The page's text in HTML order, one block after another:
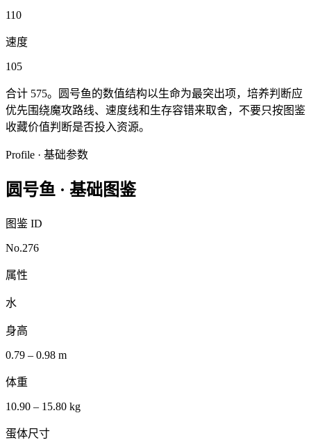
110
速度
105
合计 575。 圆号鱼的数值结构以生命为最突出项，培养判断应
优先围绕魔攻路线、速度线和生存容错来取舍，不要只按图鉴
收藏价值判断是否投入资源。
Profile · 基础参数
圆号鱼 · 基础图鉴
图鉴 ID
No.276
属性
水
身高
0.79 – 0.98 m
体重
10.90 – 15.80 kg
蛋体尺寸